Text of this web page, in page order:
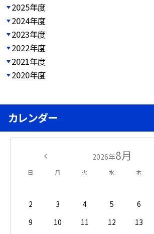
2025年度
2024年度
2023年度
2022年度
2021年度
2020年度
カレンダー
2026年8月
日 月 火 水 木
2
3 4 5 6
9
10 11 12 13